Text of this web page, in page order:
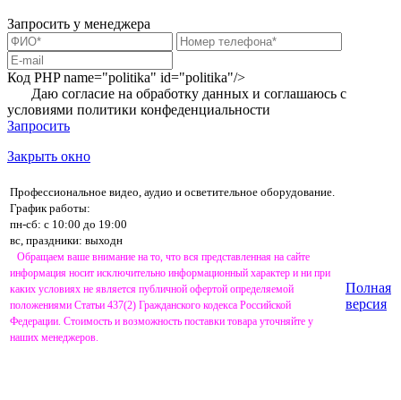
Запросить у менеджера
Код PHPname="politika" id="politika"/>
Даю согласие на обработку данных и соглашаюсь с
условиями политики конфеденциальности
Запросить
Закрыть окно
Профессиональное видео, аудио и осветительное оборудование.
График работы:
пн-сб: с 10:00 до 19:00
вс, праздники: выходн
Обращаем ваше внимание на то, что вся представленная на сайте
информация носит исключительно информационный характер и ни при
каких условиях не является публичной офертой определяемой
положениями Статьи 437(2) Гражданского кодекса Российской
Федерации. Стоимость и возможность поставки товара уточняйте у
наших менеджеров.
Полная
версия